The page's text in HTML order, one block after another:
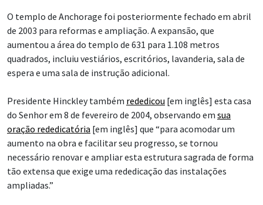
O templo de Anchorage foi posteriormente fechado em abril
de 2003 para reformas e ampliação. A expansão, que
aumentou a área do templo de 631 para 1.108 metros
quadrados, incluiu vestiários, escritórios, lavanderia, sala de
espera e uma sala de instrução adicional.
Presidente Hinckley também rededicou [em inglês] esta casa
do Senhor em 8 de fevereiro de 2004, observando em sua
oração rededicatória [em inglês] que “para acomodar um
aumento na obra e facilitar seu progresso, se tornou
necessário renovar e ampliar esta estrutura sagrada de forma
tão extensa que exige uma rededicação das instalações
ampliadas.”